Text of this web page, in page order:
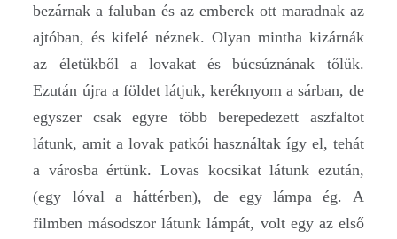
bezárnak a faluban és az emberek ott maradnak az
ajtóban, és kifelé néznek. Olyan mintha kizárnák
az életükből a lovakat és búcsúznának tőlük.
Ezután újra a földet látjuk, keréknyom a sárban, de
egyszer csak egyre több berepedezett aszfaltot
látunk, amit a lovak patkói használtak így el, tehát
a városba értünk. Lovas kocsikat látunk ezután,
(egy lóval a háttérben), de egy lámpa ég. A
filmben másodszor látunk lámpát, volt egy az első